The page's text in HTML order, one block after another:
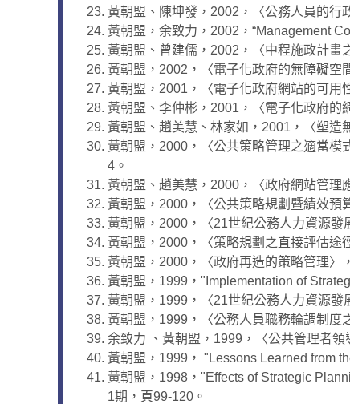
黃朝盟、陳坤發，2002，〈公務人員的行
黃朝盟，余致力，2002，“Management
黃朝盟、曾建儒，2002，〈中程施政計畫
黃朝盟，2002，〈電子化政府的無障礙空
黃朝盟，2001，〈電子化政府網站的可用
黃朝盟、李仲彬，2001，〈電子化政府的
黃朝盟、趙美慧、林家如，2001，〈塑造
黃朝盟，2000，〈公共策略管理之適當模
4。
黃朝盟、趙美慧，2000，〈政府網站管理
黃朝盟，2000，〈公共策略規劃暨績效預
黃朝盟，2000，〈21世紀公務人力資源發
黃朝盟，2000，〈策略規劃之直接評估途
黃朝盟，2000，〈政府再造的策略管理〉
黃朝盟，1999，"Implementation of
黃朝盟，1999，〈21世紀公務人力資源
黃朝盟，1999，〈公務人員職務輪調制度
余致力 、黃朝盟，1999，〈公共管理者
黃朝盟，1999， "Lessons Learned from
黃朝盟，1998，"Effects of Strategic
1期，頁99-120。